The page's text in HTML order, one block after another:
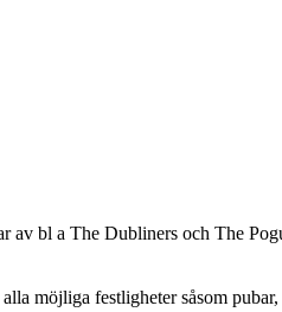
bl a The Dubliners och The
möjliga festligheter såsom